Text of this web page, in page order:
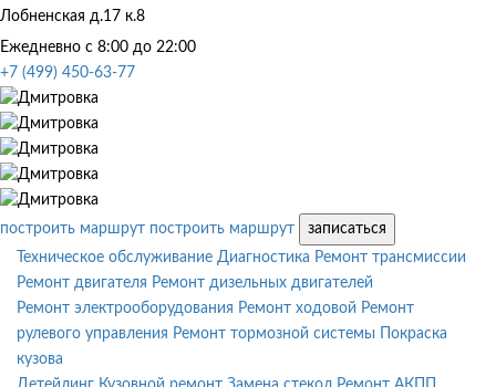
Лобненская д.17 к.8
Ежедневно с 8:00 до 22:00
+7 (499) 450-63-77
построить маршрут построить маршрут
записаться
Техническое обслуживание Диагностика Ремонт трансмиссии
Ремонт двигателя Ремонт дизельных двигателей
Ремонт электрооборудования Ремонт ходовой Ремонт
рулевого управления Ремонт тормозной системы
Покраска
кузова